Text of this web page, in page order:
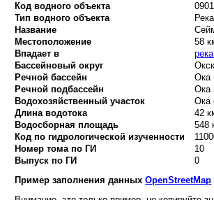
Код водного объекта
Тип водного объекта
Река
Название
Местоположение
58
Впадает в
Бассейновый округ
Речной бассейн
Ока
Речной подбассейн
Ока
Водохозяйственный участок
Ока
Длина водотока
42
Водосборная площадь
548
Код по гидрологической изученности
Номер тома по ГИ
10
Выпуск по ГИ
0
Пример заполнения данныхOpenStreetMap